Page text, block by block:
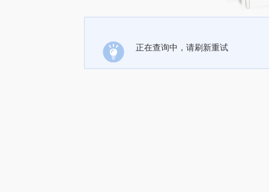
正在查询中，请刷新重试